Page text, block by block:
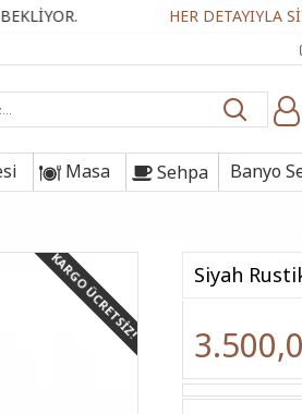
HER DETAYIYLA SİZE
Masa Sehpa Banyo
KARGO ÜCRETSIZ! Siyah